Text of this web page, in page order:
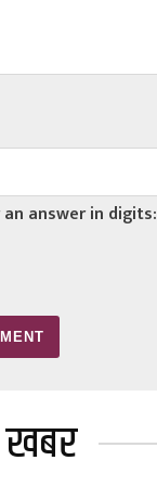
answer in digits:
खबर